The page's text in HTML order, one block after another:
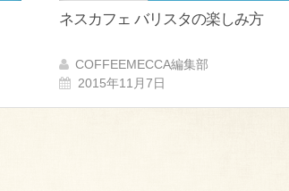
ネスカフェ バリスタの楽しみ方
COFFEEMECCA編集部
2015年11月7日